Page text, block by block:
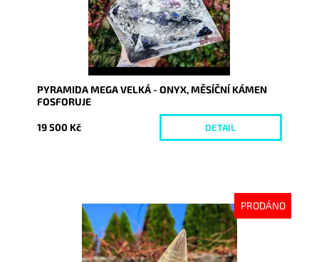
PYRAMIDA MEGA VELKÁ - ONYX, MĚSÍČNÍ KÁMEN
FOSFORUJE
19 500 Kč DETAIL
PRODÁNO
Dostupnost:
Vyprodáno
7615